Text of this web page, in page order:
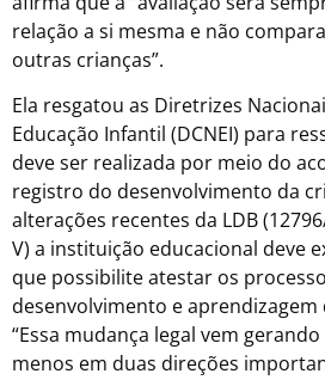
relação a si mesma e não
outras crianças”.
Ela resgatou as Diretrizes
Educação Infantil (DCNEI) para
deve ser realizada por meio do
registro do desenvolvimento da
alterações recentes da LDB
V) a instituição educacional deve
que possibilite atestar os
desenvolvimento e aprendizagem
“Essa mudança legal vem
menos em duas direções